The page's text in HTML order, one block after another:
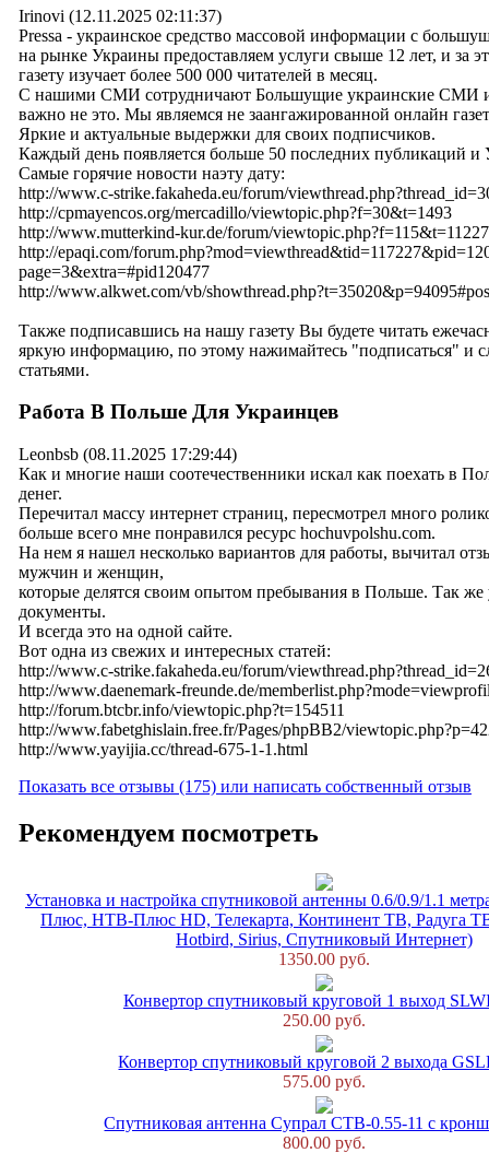
Irinovi (12.11.2025 02:11:37)
Pressa - украинское средство массовой информации с
на рынке Украины предоставляем услуги свыше 12 лет, и за
газету изучает более 500 000 читателей в месяц.
С нашими СМИ сотрудничают Большущие украинские СМИ
важно не это. Мы являемся не заангажированной онлайн
Яркие и актуальные выдержки для своих подписчиков.
Каждый день появляется больше 50 последних публикаций
Самые горячие новости наэту дату:
http://www.c-strike.fakaheda.eu/forum/
http://cpmayencos.org/mercadillo/viewtopic.php?f=30&t=1493
http://www.mutterkind-kur.de/forum/
http://epaqi.com/
page=3&extra=#pid120477
http://www.alkwet.com/vb/
Также подписавшись на нашу газету Вы будете читать
яркую информацию, по этому нажимайтесь "подписаться" и
статьями.
Работа В Польше Для Украинцев
Leonbsb (08.11.2025 17:29:44)
Как и многие наши соотечественники искал как поехать в
денег.
Перечитал массу интернет страниц, пересмотрел много
больше всего мне понравился ресурс hochuvpolshu.com.
На нем я нашел несколько вариантов для работы, вычитал
мужчин и женщин,
которые делятся своим опытом пребывания в Польше. Так же
документы.
И всегда это на одной сайте.
Вот одна из свежих и интересных статей:
http://www.c-strike.fakaheda.eu/forum/
http://www.daenemark-freunde.de/
http://forum.btcbr.info/viewtopic.php?t=154511
http://www.fabetghislain.free.fr/Pages/phpBB2/
http://www.yayijia.cc/thread-675-1-1.html
Показать все отзывы (175) или написать собственный отзыв
Рекомендуем посмотреть
Установка и настройка спутниковой антенны 0.6/0.9/1.1
Плюс, НТВ-Плюс HD, Телекарта, Континент ТВ, Радуга
Hotbird, Sirius, Спутниковый Интернет)
1350.00 руб.
Конвертор спутниковый круговой 1 выход
250.00 руб.
Конвертор спутниковый круговой 2 выхода
575.00 руб.
Спутниковая антенна Супрал CTB-0.55-11 с
800.00 руб.